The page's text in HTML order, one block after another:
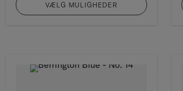
1.925,00 kr.
VÆLG MULIGHEDER